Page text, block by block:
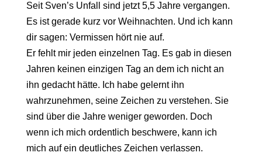
Seit Sven’s Unfall sind jetzt 5,5 Jahre vergangen.
Es ist gerade kurz vor Weihnachten. Und ich kann
dir sagen: Vermissen hört nie auf.
Er fehlt mir jeden einzelnen Tag. Es gab in diesen
Jahren keinen einzigen Tag an dem ich nicht an
ihn gedacht hätte. Ich habe gelernt ihn
wahrzunehmen, seine Zeichen zu verstehen. Sie
sind über die Jahre weniger geworden. Doch
wenn ich mich ordentlich beschwere, kann ich
mich auf ein deutliches Zeichen verlassen.